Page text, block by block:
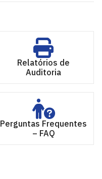
Relatórios de
Auditoria
Perguntas Frequentes
– FAQ